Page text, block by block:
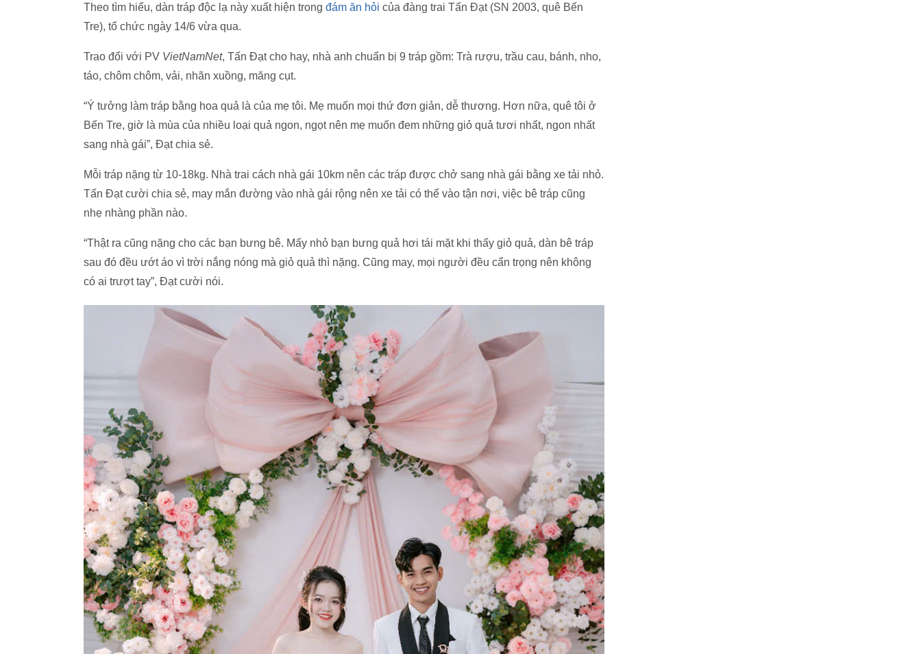
Theo tìm hiểu, dàn tráp độc lạ này xuất hiện trong đám ăn hỏi của đàng trai Tấn Đạt (SN 2003, quê Bến
Tre), tổ chức ngày 14/6 vừa qua.
Trao đổi với PV VietNamNet, Tấn Đạt cho hay, nhà anh chuẩn bị 9 tráp gồm: Trà rượu, trầu cau, bánh, nho,
táo, chôm chôm, vải, nhãn xuồng, măng cụt.
“Ý tưởng làm tráp bằng hoa quả là của mẹ tôi. Mẹ muốn mọi thứ đơn giản, dễ thương. Hơn nữa, quê tôi ở
Bến Tre, giờ là mùa của nhiều loại quả ngon, ngọt nên mẹ muốn đem những giỏ quả tươi nhất, ngon nhất
sang nhà gái”, Đạt chia sẻ.
Mỗi tráp nặng từ 10-18kg. Nhà trai cách nhà gái 10km nên các tráp được chở sang nhà gái bằng xe tải nhỏ.
Tấn Đạt cười chia sẻ, may mắn đường vào nhà gái rộng nên xe tải có thể vào tận nơi, việc bê tráp cũng
nhẹ nhàng phần nào.
“Thật ra cũng nặng cho các bạn bưng bê. Mấy nhỏ bạn bưng quả hơi tái mặt khi thấy giỏ quả, dàn bê tráp
sau đó đều ướt áo vì trời nắng nóng mà giỏ quả thì nặng. Cũng may, mọi người đều cẩn trọng nên không
có ai trượt tay”, Đạt cười nói.